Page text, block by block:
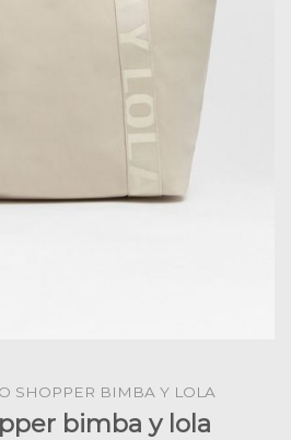
SHOPPER BIMBA Y LOLA
bimba y lola